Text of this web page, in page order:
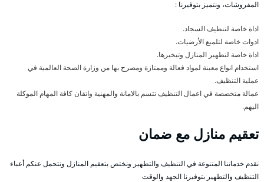
المفروشات، ونتميز بتوفيرنا :
اداة خاصة لتنظيف السجاد.
ادوات خاصة لتلميع الأرضيات.
اداة خاصة لتطهير المنازل وتبخيرها.
استخدام انواع معينة لمواد فعالة وممتازة ومصرح بها من وزارة الصحة العالمية في
عملية التنظيف.
عمالة متخصصة في اعمال التنظيف تتسم بالامانة والمهنية واتقان كافة المهام الموكلة
اليهم.
تعقيم منازل مع ضمان
نقدم خدماتنا المتنوعة في التنظيف والتطهير ونختص بتعقيم المنازل ونتحمل عنكم أعباء
التنظيف والتطهير بتوفيرنا الجهد والوقت